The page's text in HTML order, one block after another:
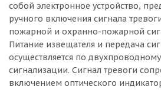
собой электронное устройство,
ручного включения сигнала
пожарной и охранно-пожарной
Питание извещателя и передача
осуществляется по
сигнализации. Сигнал тревоги
включением оптического